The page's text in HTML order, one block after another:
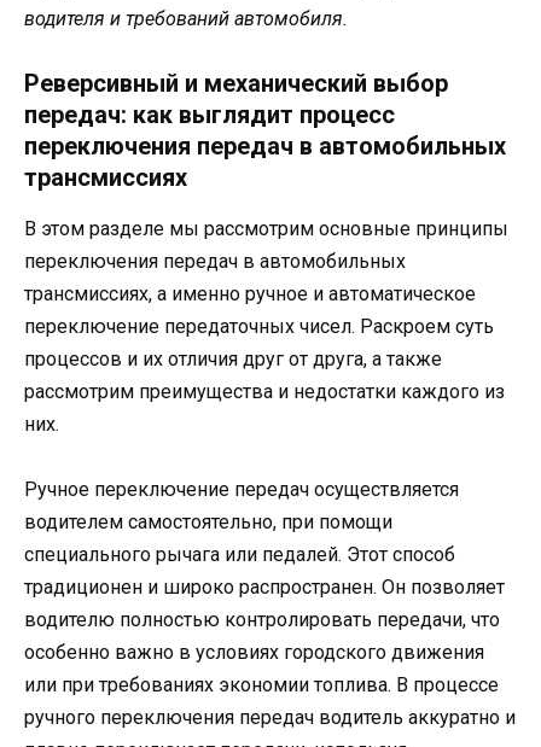
водителя и требований автомобиля.
Реверсивный и механический выбор
передач: как выглядит процесс
переключения передач в автомобильных
трансмиссиях
В этом разделе мы рассмотрим основные принципы
переключения передач в автомобильных
трансмиссиях, а именно ручное и автоматическое
переключение передаточных чисел. Раскроем суть
процессов и их отличия друг от друга, а также
рассмотрим преимущества и недостатки каждого из
них.
Ручное переключение передач осуществляется
водителем самостоятельно, при помощи
специального рычага или педалей. Этот способ
традиционен и широко распространен. Он позволяет
водителю полностью контролировать передачи, что
особенно важно в условиях городского движения
или при требованиях экономии топлива. В процессе
ручного переключения передач водитель аккуратно и